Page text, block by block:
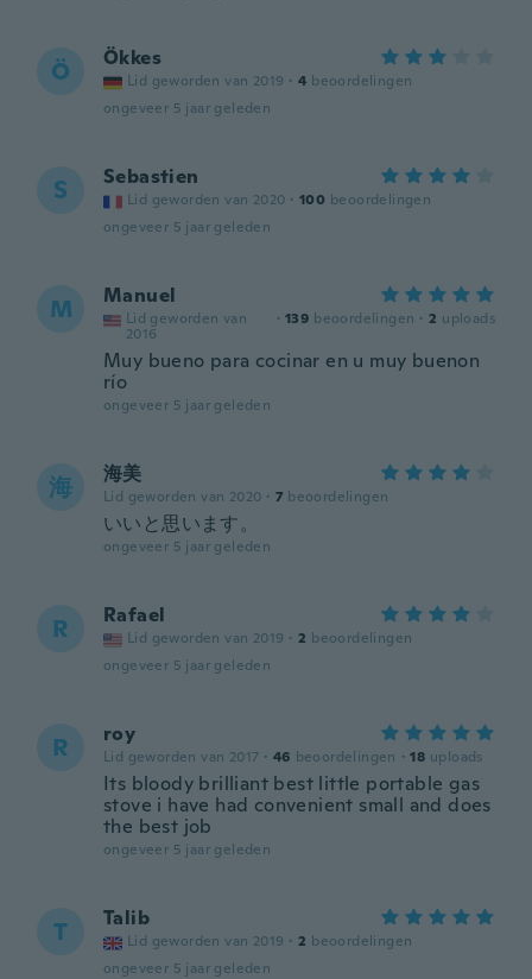
Ö Ökkes
Lid geworden van 2019 · 4 beoordelingen
ongeveer 5 jaar geleden
S Sebastien
Lid geworden van 2020 · 100 beoordelingen
ongeveer 5 jaar geleden
M Manuel
Lid geworden van
2016
· 139 beoordelingen · 2 uploads
Muy bueno para cocinar en u muy buenon
río
ongeveer 5 jaar geleden
海 海美
Lid geworden van 2020 · 7 beoordelingen
いいと思います。
ongeveer 5 jaar geleden
R Rafael
Lid geworden van 2019 · 2 beoordelingen
ongeveer 5 jaar geleden
R roy
Lid geworden van 2017 · 46 beoordelingen · 18 uploads
Its bloody brilliant best little portable gas
stove i have had convenient small and does
the best job
ongeveer 5 jaar geleden
T Talib
Lid geworden van 2019 · 2 beoordelingen
ongeveer 5 jaar geleden